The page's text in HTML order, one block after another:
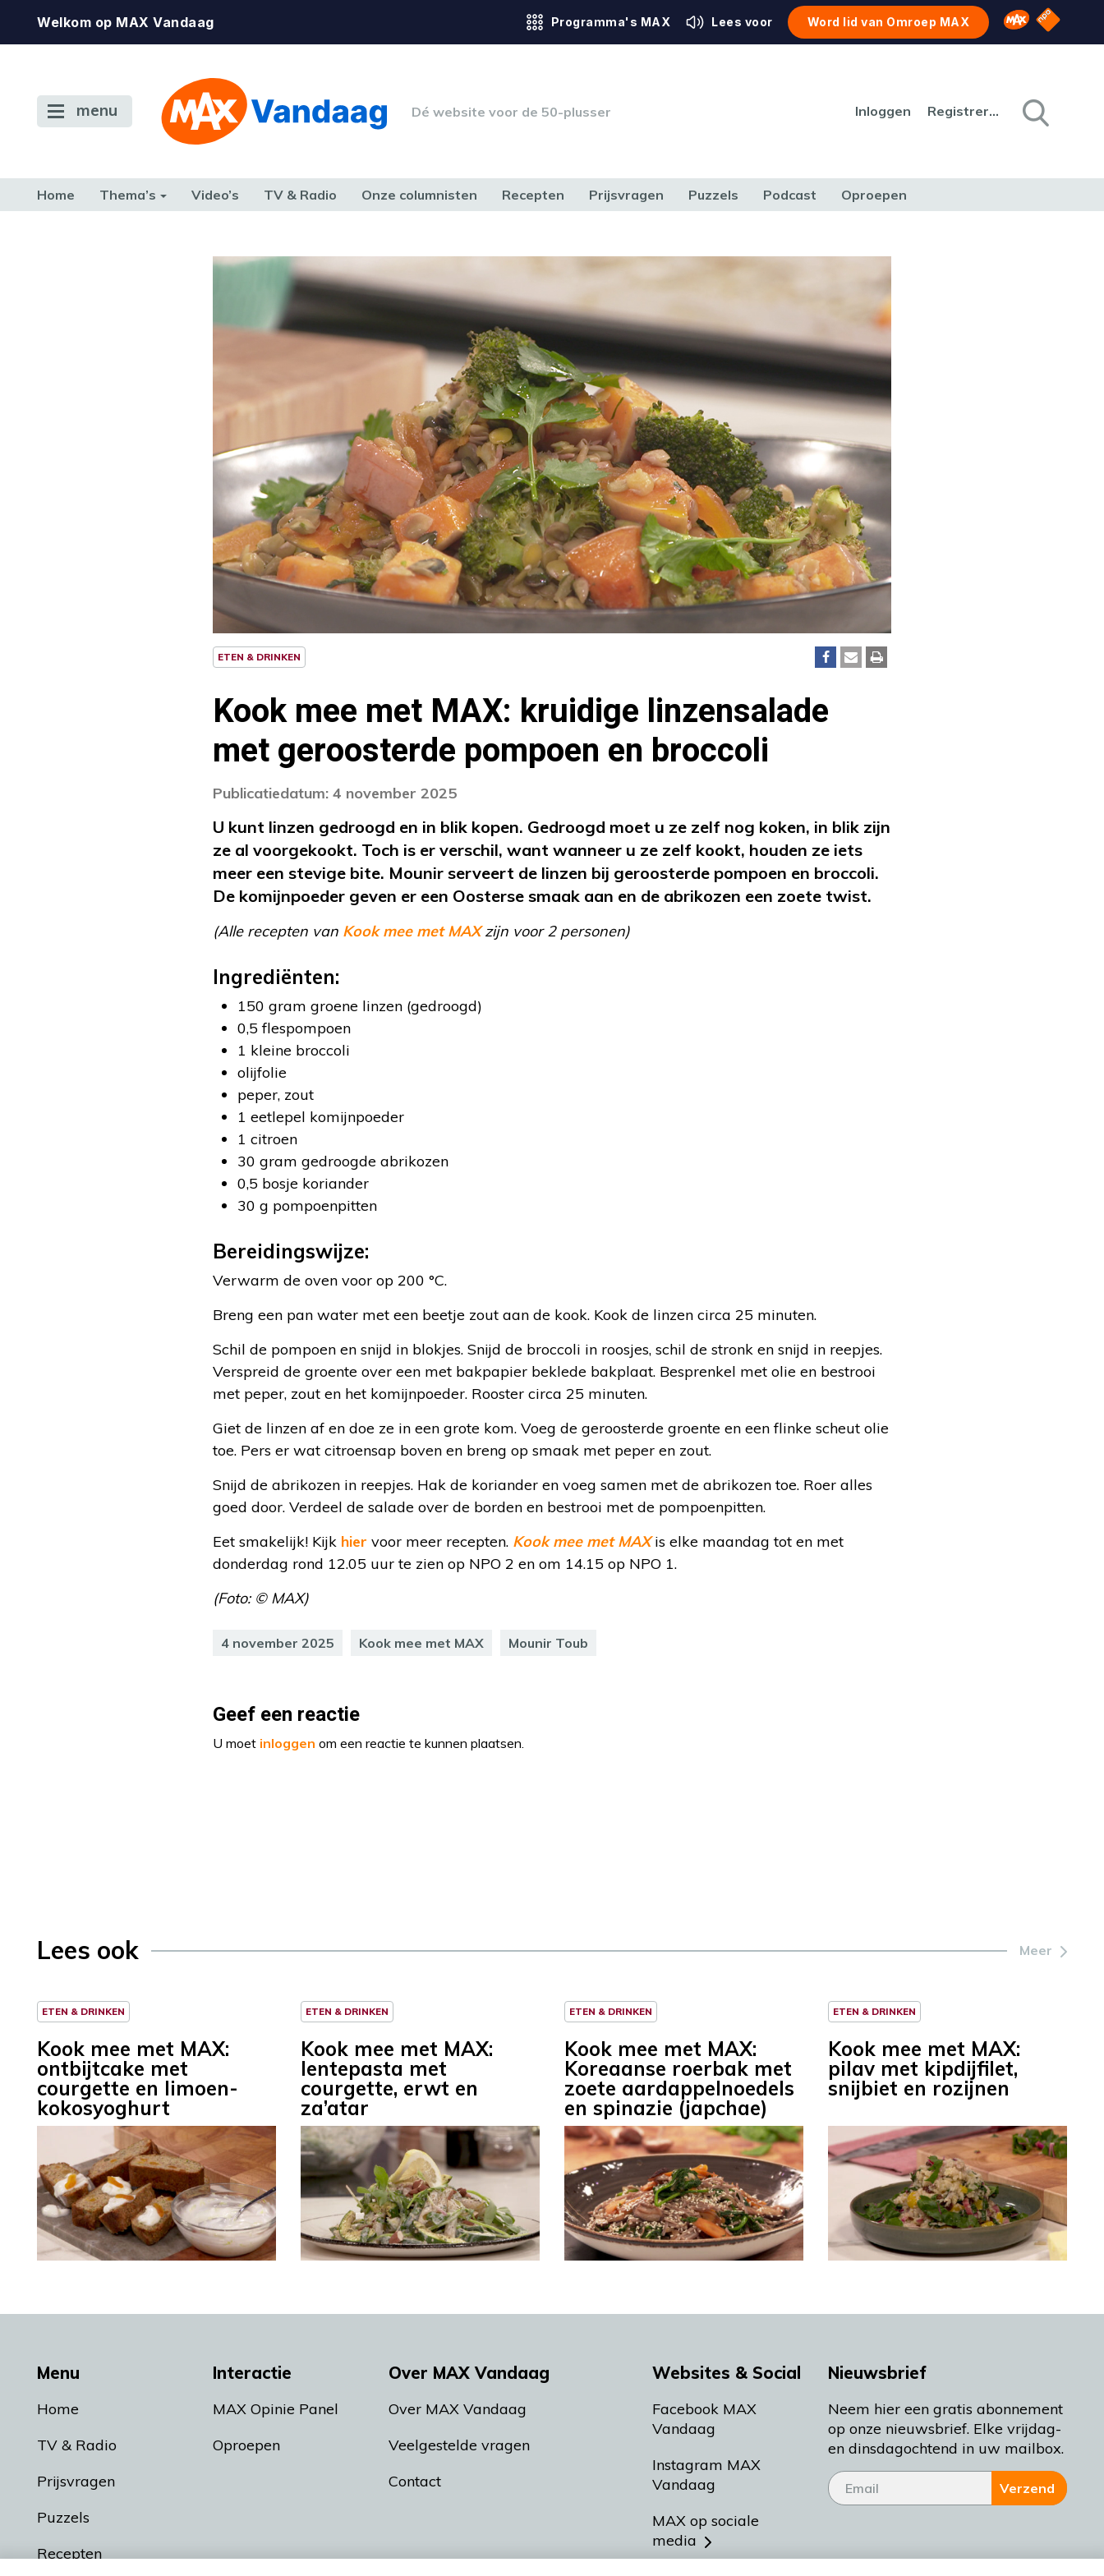
Welkom op MAX Vandaag Programma's MAX Lees voor Word lid van Omroep MAX Omroep MAX
NPO
menu Dé website voor de 50-plusser Inloggen Registreren
Home Thema’s Video’s TV & Radio Onze columnisten Recepten Prijsvragen Puzzels Podcast Oproepen
ETEN & DRINKEN
Kook mee met MAX: kruidige linzensalade
met geroosterde pompoen en broccoli
Publicatiedatum: 4 november 2025
U kunt linzen gedroogd en in blik kopen. Gedroogd moet u ze zelf nog koken, in blik zijn
ze al voorgekookt. Toch is er verschil, want wanneer u ze zelf kookt, houden ze iets
meer een stevige bite. Mounir serveert de linzen bij geroosterde pompoen en broccoli.
De komijnpoeder geven er een Oosterse smaak aan en de abrikozen een zoete twist.
(Alle recepten van Kook mee met MAXzijn voor 2 personen)
Ingrediënten:
150 gram groene linzen (gedroogd)
0,5 flespompoen
1 kleine broccoli
olijfolie
peper, zout
1 eetlepel komijnpoeder
1 citroen
30 gram gedroogde abrikozen
0,5 bosje koriander
30 g pompoenpitten
Bereidingswijze:
Verwarm de oven voor op 200 °C.
Breng een pan water met een beetje zout aan de kook. Kook de linzen circa 25 minuten.
Schil de pompoen en snijd in blokjes. Snijd de broccoli in roosjes, schil de stronk en snijd in reepjes.
Verspreid de groente over een met bakpapier beklede bakplaat. Besprenkel met olie en bestrooi
met peper, zout en het komijnpoeder. Rooster circa 25 minuten.
Giet de linzen af en doe ze in een grote kom. Voeg de geroosterde groente en een flinke scheut olie
toe. Pers er wat citroensap boven en breng op smaak met peper en zout.
Snijd de abrikozen in reepjes. Hak de koriander en voeg samen met de abrikozen toe. Roer alles
goed door. Verdeel de salade over de borden en bestrooi met de pompoenpitten.
Eet smakelijk! Kijk hier voor meer recepten. Kook mee met MAXis elke maandag tot en met
donderdag rond 12.05 uur te zien op NPO 2 en om 14.15 op NPO 1.
(Foto: © MAX)
4 november 2025 Kook mee met MAX Mounir Toub
Geef een reactie
U moet inloggen om een reactie te kunnen plaatsen.
Lees ook Meer
ETEN & DRINKEN
Kook mee met MAX:
ontbijtcake met
courgette en limoen-
kokosyoghurt
ETEN & DRINKEN
Kook mee met MAX:
lentepasta met
courgette, erwt en
za’atar
ETEN & DRINKEN
Kook mee met MAX:
Koreaanse roerbak met
zoete aardappelnoedels
en spinazie (japchae)
ETEN & DRINKEN
Kook mee met MAX:
pilav met kipdijfilet,
snijbiet en rozijnen
Menu
Home
TV & Radio
Prijsvragen
Puzzels
Recepten
Interactie
MAX Opinie Panel
Oproepen
Over MAX Vandaag
Over MAX Vandaag
Veelgestelde vragen
Contact
Websites & Social
Facebook MAX
Vandaag
Instagram MAX
Vandaag
MAX op sociale
media
Nieuwsbrief
Neem hier een gratis abonnement
op onze nieuwsbrief. Elke vrijdag-
en dinsdagochtend in uw mailbox.
Verzend